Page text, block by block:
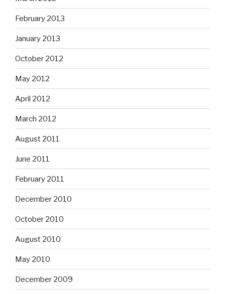
February 2013
January 2013
October 2012
May 2012
April 2012
March 2012
August 2011
June 2011
February 2011
December 2010
October 2010
August 2010
May 2010
December 2009